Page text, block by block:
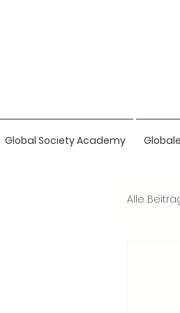
Global Society Academy
Alle